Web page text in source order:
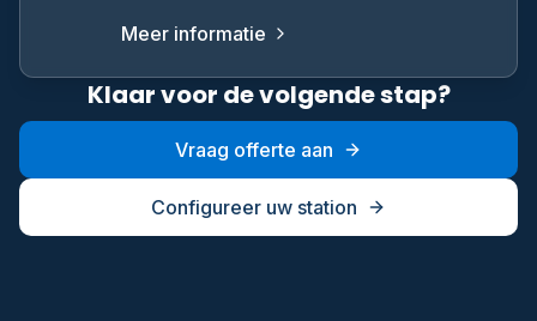
Meer informatie
Klaar voor de volgende stap?
Vraag offerte aan
Configureer uw station